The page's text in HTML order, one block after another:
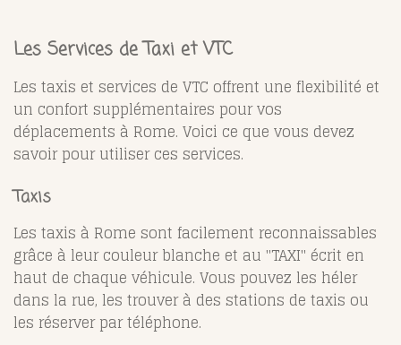
Les Services de Taxi et VTC
Les taxis et services de VTC offrent une flexibilité et
un confort supplémentaires pour vos
déplacements à Rome. Voici ce que vous devez
savoir pour utiliser ces services.
Taxis
Les taxis à Rome sont facilement reconnaissables
grâce à leur couleur blanche et au "TAXI" écrit en
haut de chaque véhicule. Vous pouvez les héler
dans la rue, les trouver à des stations de taxis ou
les réserver par téléphone.